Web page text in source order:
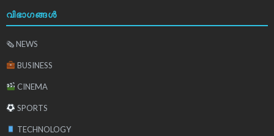
വിഭാഗങ്ങൾ
🗞 NEWS
BUSINESS
CINEMA
SPORTS
TECHNOLOGY